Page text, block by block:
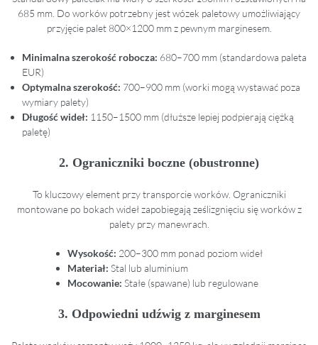
685 mm. Do worków potrzebny jest wózek paletowy umożliwiający
przyjęcie palet 800×1200 mm z pewnym marginesem.
Minimalna szerokość robocza: 680–700 mm (standardowa paleta
EUR)
Optymalna szerokość: 700–900 mm (worki mogą wystawać poza
wymiary palety)
Długość wideł: 1150–1500 mm (dłuższe lepiej podpierają ciężką
paletę)
2. Ograniczniki boczne (obustronne)
To kluczowy element przy transporcie worków. Ograniczniki
montowane po bokach wideł zapobiegają ześlizgnięciu się worków z
palety przy manewrach.
Wysokość: 200–300 mm ponad poziom wideł
Materiał: Stal lub aluminium
Mocowanie: Stałe (spawane) lub regulowane
3. Odpowiedni udźwig z marginesem